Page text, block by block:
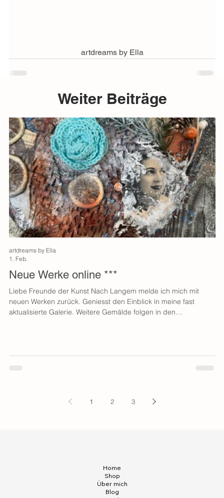
Weiter Beiträge
Neue Werke online ***
Liebe Freunde der Kunst Nach Langem melde ich mich mit
neuen Werken zurück. Geniesst den Einblick in meine fast
aktualisierte Galerie. Weitere Gemälde folgen in den
artdreams by Ella
1. Feb.
1 2 3
artdreams by Ella
Home
Shop
Über mich
Blog